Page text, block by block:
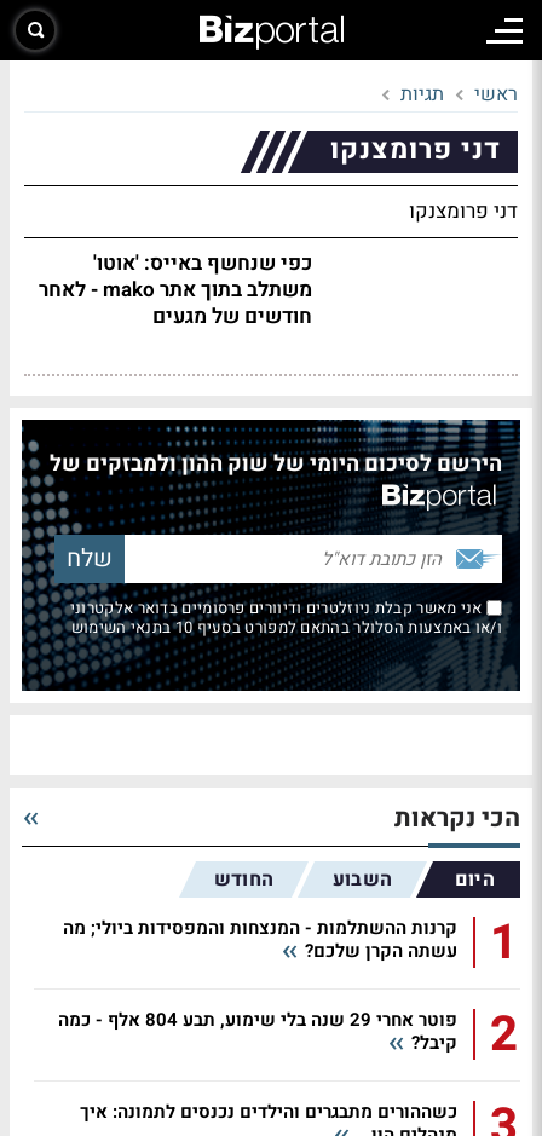
ראשי תגיות
דני פרומצנקו
דני פרומצנקו
כפי שנחשף באייס: 'אוטו'
משתלב בתוך אתר mako - לאחר
חודשים של מגעים
הירשם לסיכום היומי של שוק ההון ולמבזקים של
אני מאשר קבלת ניוזלטרים ודיוורים פרסומיים בדואר אלקטרוני
ו/או באמצעות הסלולר בהתאם למפורט בסעיף 10 בתנאי השימוש
הכי נקראות
היום השבוע החודש
1
קרנות ההשתלמות - המנצחות והמפסידות ביולי; מה
עשתה הקרן שלכם?
2
פוטר אחרי 29 שנה בלי שימוע, תבע 804 אלף - כמה
קיבל?
כשההורים מתבגרים והילדים נכנסים לתמונה: איך